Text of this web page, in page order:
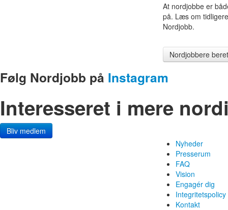
At nordjobbe er
på. Læs om
Nordjobb.
Nordjobbere
Følg Nordjobb på Instagram
Interesseret i mere
Bliv medlem
Nyheder
Presserum
FAQ
Vision
Engagér dig
Integritetspolicy
Kontakt